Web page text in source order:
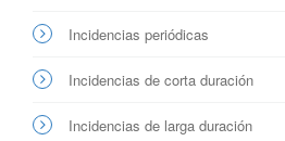
Incidencias periódicas
Incidencias de corta duración
Incidencias de larga duración